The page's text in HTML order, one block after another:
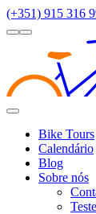
(+351) 915 316
lightdark
Toggle
Bike Tours
Regiões
Calendário
Blog
Sobre nós